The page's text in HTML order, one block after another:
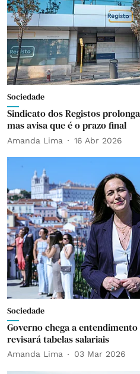
Sociedade
Sindicato dos Registos
mas avisa que é o prazo final
Amanda Lima 16 Abr 2026
Sociedade
Governo chega a
revisará tabelas salariais
Amanda Lima 03 Mar 2026